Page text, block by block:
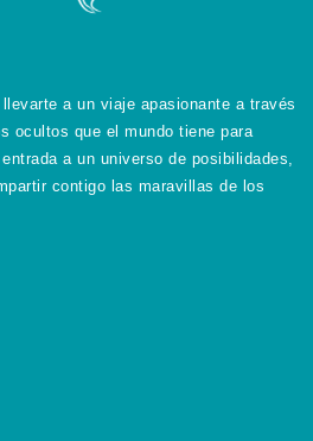
a un viaje apasionante a través
ocultos que el mundo tiene para
a un universo de posibilidades,
contigo las maravillas de los